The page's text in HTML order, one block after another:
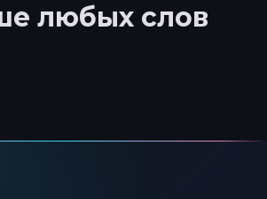
любых слов